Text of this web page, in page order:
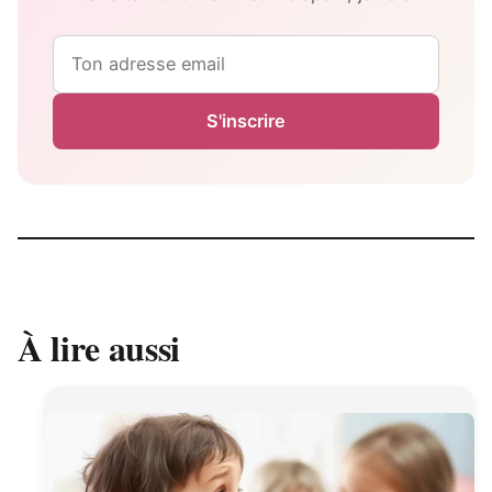
Email
S'inscrire
À lire aussi